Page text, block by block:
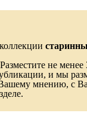
не
и мы
мнению, с